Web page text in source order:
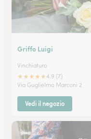
Griffo Luigi
Vinchiaturo
★★★★★4.9 (7)
Via Guglielmo Marconi 2
Vedi il negozio